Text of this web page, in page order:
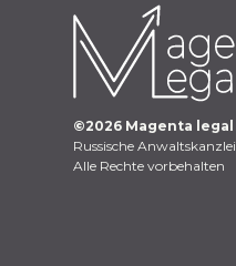
©2026 Magenta legal
Russische Anwaltskanzlei
Alle Rechte vorbehalten